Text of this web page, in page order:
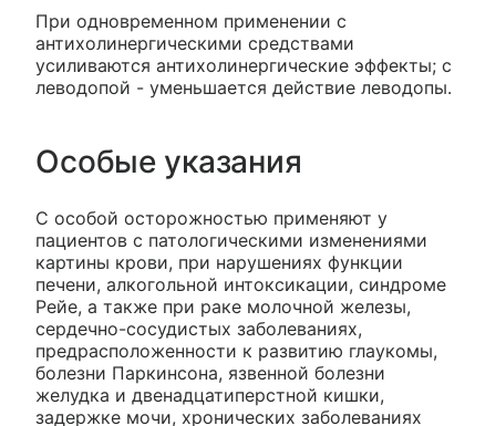
При одновременном применении с
антихолинергическими средствами
усиливаются антихолинергические эффекты; с
леводопой - уменьшается действие леводопы.
Особые указания
С особой осторожностью применяют у
пациентов с патологическими изменениями
картины крови, при нарушениях функции
печени, алкогольной интоксикации, синдроме
Рейе, а также при раке молочной железы,
сердечно-сосудистых заболеваниях,
предрасположенности к развитию глаукомы,
болезни Паркинсона, язвенной болезни
желудка и двенадцатиперстной кишки,
задержке мочи, хронических заболеваниях